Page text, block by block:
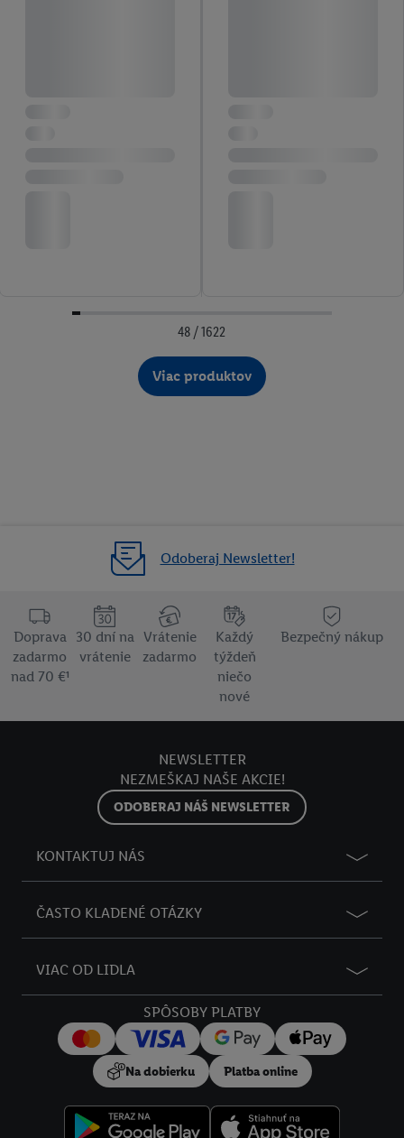
48 / 1622
Viac produktov
Odoberaj Newsletter!
Doprava
zadarmo
nad 70 €¹
30 dní na
vrátenie
Vrátenie
zadarmo
Každý
týždeň
niečo
nové
Bezpečný nákup
NEWSLETTER
NEZMEŠKAJ NAŠE AKCIE!
ODOBERAJ NÁŠ NEWSLETTER
KONTAKTUJ NÁS
ČASTO KLADENÉ OTÁZKY
VIAC OD LIDLA
SPÔSOBY PLATBY
Na dobierku Platba online